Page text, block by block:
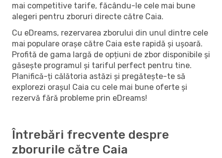
mai competitive tarife, făcându-le cele mai bune
alegeri pentru zboruri directe către Caia.
Cu eDreams, rezervarea zborului din unul dintre cele
mai populare orașe către Caia este rapidă și ușoară.
Profită de gama largă de opțiuni de zbor disponibile și
găsește programul și tariful perfect pentru tine.
Planifică-ți călătoria astăzi și pregătește-te să
explorezi orașul Caia cu cele mai bune oferte și
rezervă fără probleme prin eDreams!
Întrebări frecvente despre
zborurile către Caia